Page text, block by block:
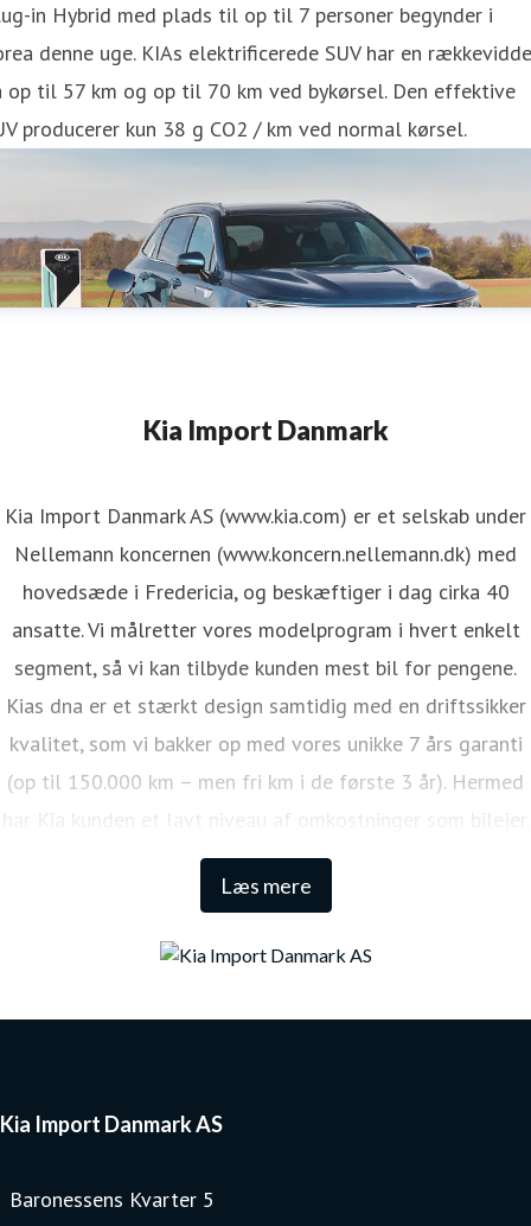
in Hybrid med plads til op til 7 personer begynder i
denne uge. KIAs elektrificerede SUV har en rækkevidde
op til 57 km og op til 70 km ved bykørsel. Den effektive
producerer kun 38 g CO2 / km ved normal kørsel.
Kia Import Danmark
Læs mere
Kia Import Danmark AS (www.kia.com) er et selskab under
Nellemann koncernen (www.koncern.nellemann.dk) med
hovedsæde i Fredericia, og beskæftiger i dag cirka 40
ansatte. Vi målretter vores modelprogram i hvert enkelt
segment, så vi kan tilbyde kunden mest bil for pengene.
Kias dna er et stærkt design samtidig med en driftssikker
kvalitet, som vi bakker op med vores unikke 7 års garanti
(op til 150.000 km – men fri km i de første 3 år). Hermed
har Kia kunden et lavt niveau af omkostninger som bilejer.
Den lange garanti sikrer samtidig én af de højeste
restværdier i markedet.
Kia Import Danmark AS
Baronessens Kvarter 5